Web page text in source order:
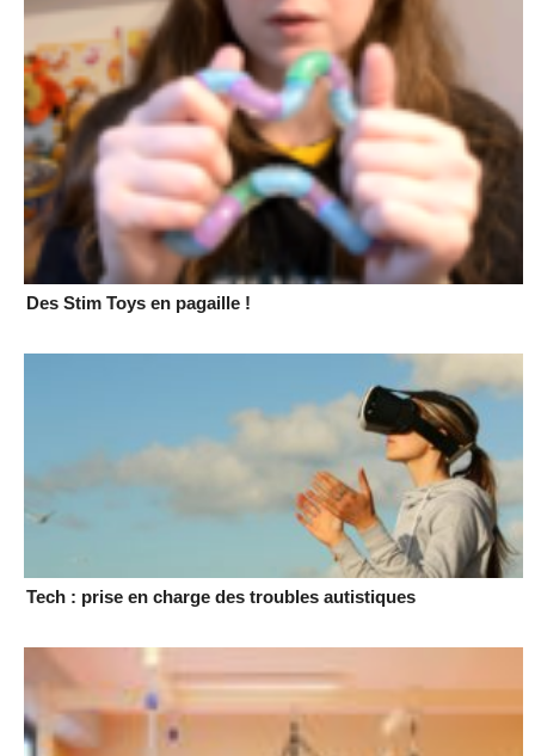
Des Stim Toys en pagaille !
Tech : prise en charge des troubles autistiques